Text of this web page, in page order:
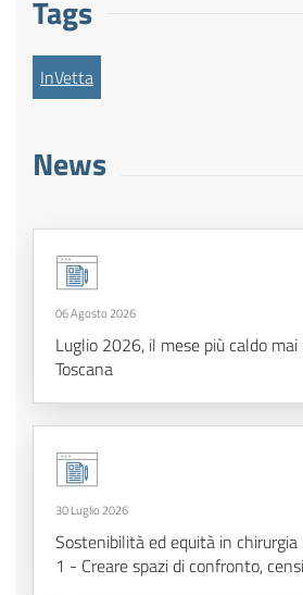
Tags
InVetta
News
06 Agosto 2026
Luglio 2026, il mese più caldo
Toscana
30 Luglio 2026
Sostenibilità ed equità in chirurgia
1 - Creare spazi di confronto,